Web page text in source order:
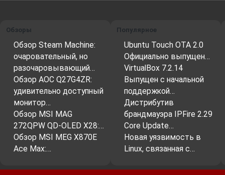
Обзоры
Обзор Steam Machine:
очаровательный, но
разочаровывающий…
Обзор AOC Q27G4ZR:
удивительно доступный
монитор…
Обзор MSI MAG
272QPW QD-OLED X28:…
Обзор MSI MEG X870E
Ace Max:…
Популярное
Ubuntu Touch OTA 2.0
Официально выпущен…
VirtualBox 7.2.14
Выпущен с начальной
поддержкой…
Дистрибутив
брандмауэра IPFire 2.29
Core Update…
Новая уязвимость в
Linux, связанная с…